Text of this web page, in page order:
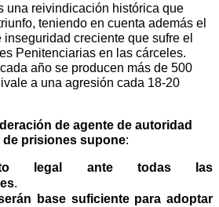
una reivindicación histórica que
teniendo en cuenta además el
creciente que sufre el
Penitenciarias en las cárceles.
año se producen más de 500
a una agresión cada 18-20
de agente de autoridad
prisiones supone:
legal ante todas las
.
base suficiente para adoptar